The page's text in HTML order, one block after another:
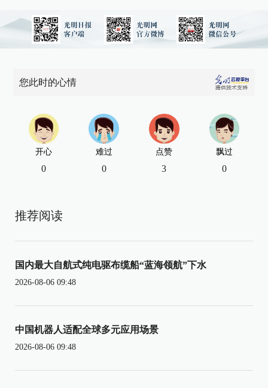
您此时的心情
开心
0
难过
0
点赞
3
飘过
0
推荐阅读
国内最大自航式纯电驱布缆船“蓝海领航”下水
2026-08-06 09:48
中国机器人适配全球多元应用场景
2026-08-06 09:48